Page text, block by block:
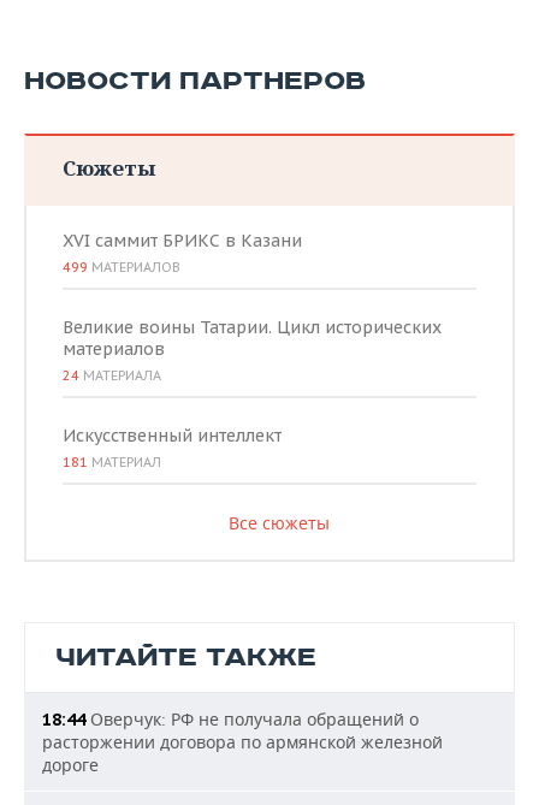
НОВОСТИ ПАРТНЕРОВ
Сюжеты
XVI саммит БРИКС в Казани
499 МАТЕРИАЛОВ
Великие воины Татарии. Цикл исторических
материалов
24 МАТЕРИАЛА
Искусственный интеллект
181 МАТЕРИАЛ
Все сюжеты
ЧИТАЙТЕ ТАКЖЕ
18:44Оверчук: РФ не получала обращений о
расторжении договора по армянской железной
дороге